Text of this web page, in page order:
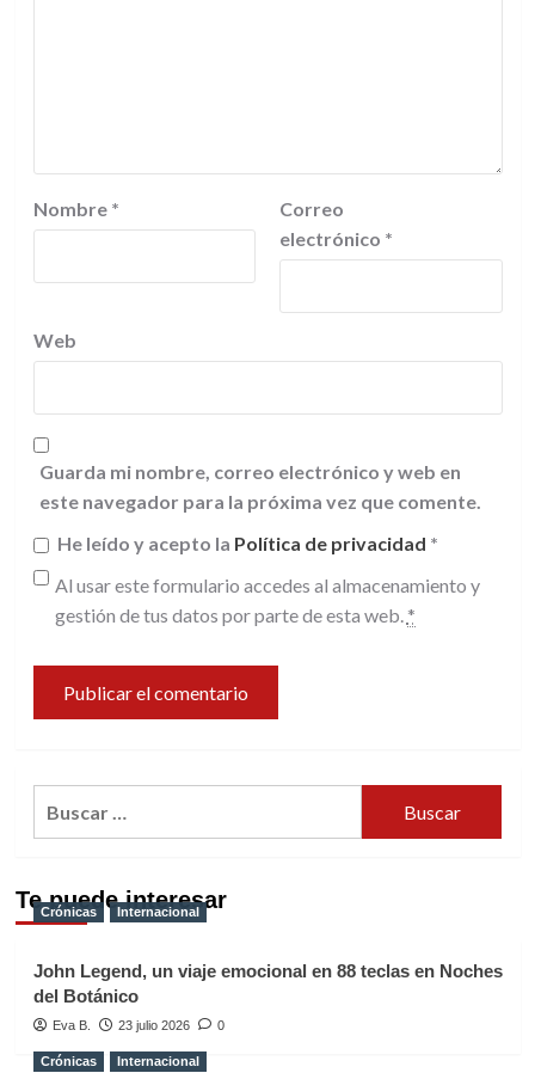
Nombre *
Correo
electrónico *
Web
Guarda mi nombre, correo electrónico y web en
este navegador para la próxima vez que comente.
He leído y acepto la Política de privacidad *
Al usar este formulario accedes al almacenamiento y
gestión de tus datos por parte de esta web. *
Te puede interesar
Crónicas Internacional
John Legend, un viaje emocional en 88 teclas en Noches
del Botánico
Eva B. 23 julio 2026 0
Crónicas Internacional